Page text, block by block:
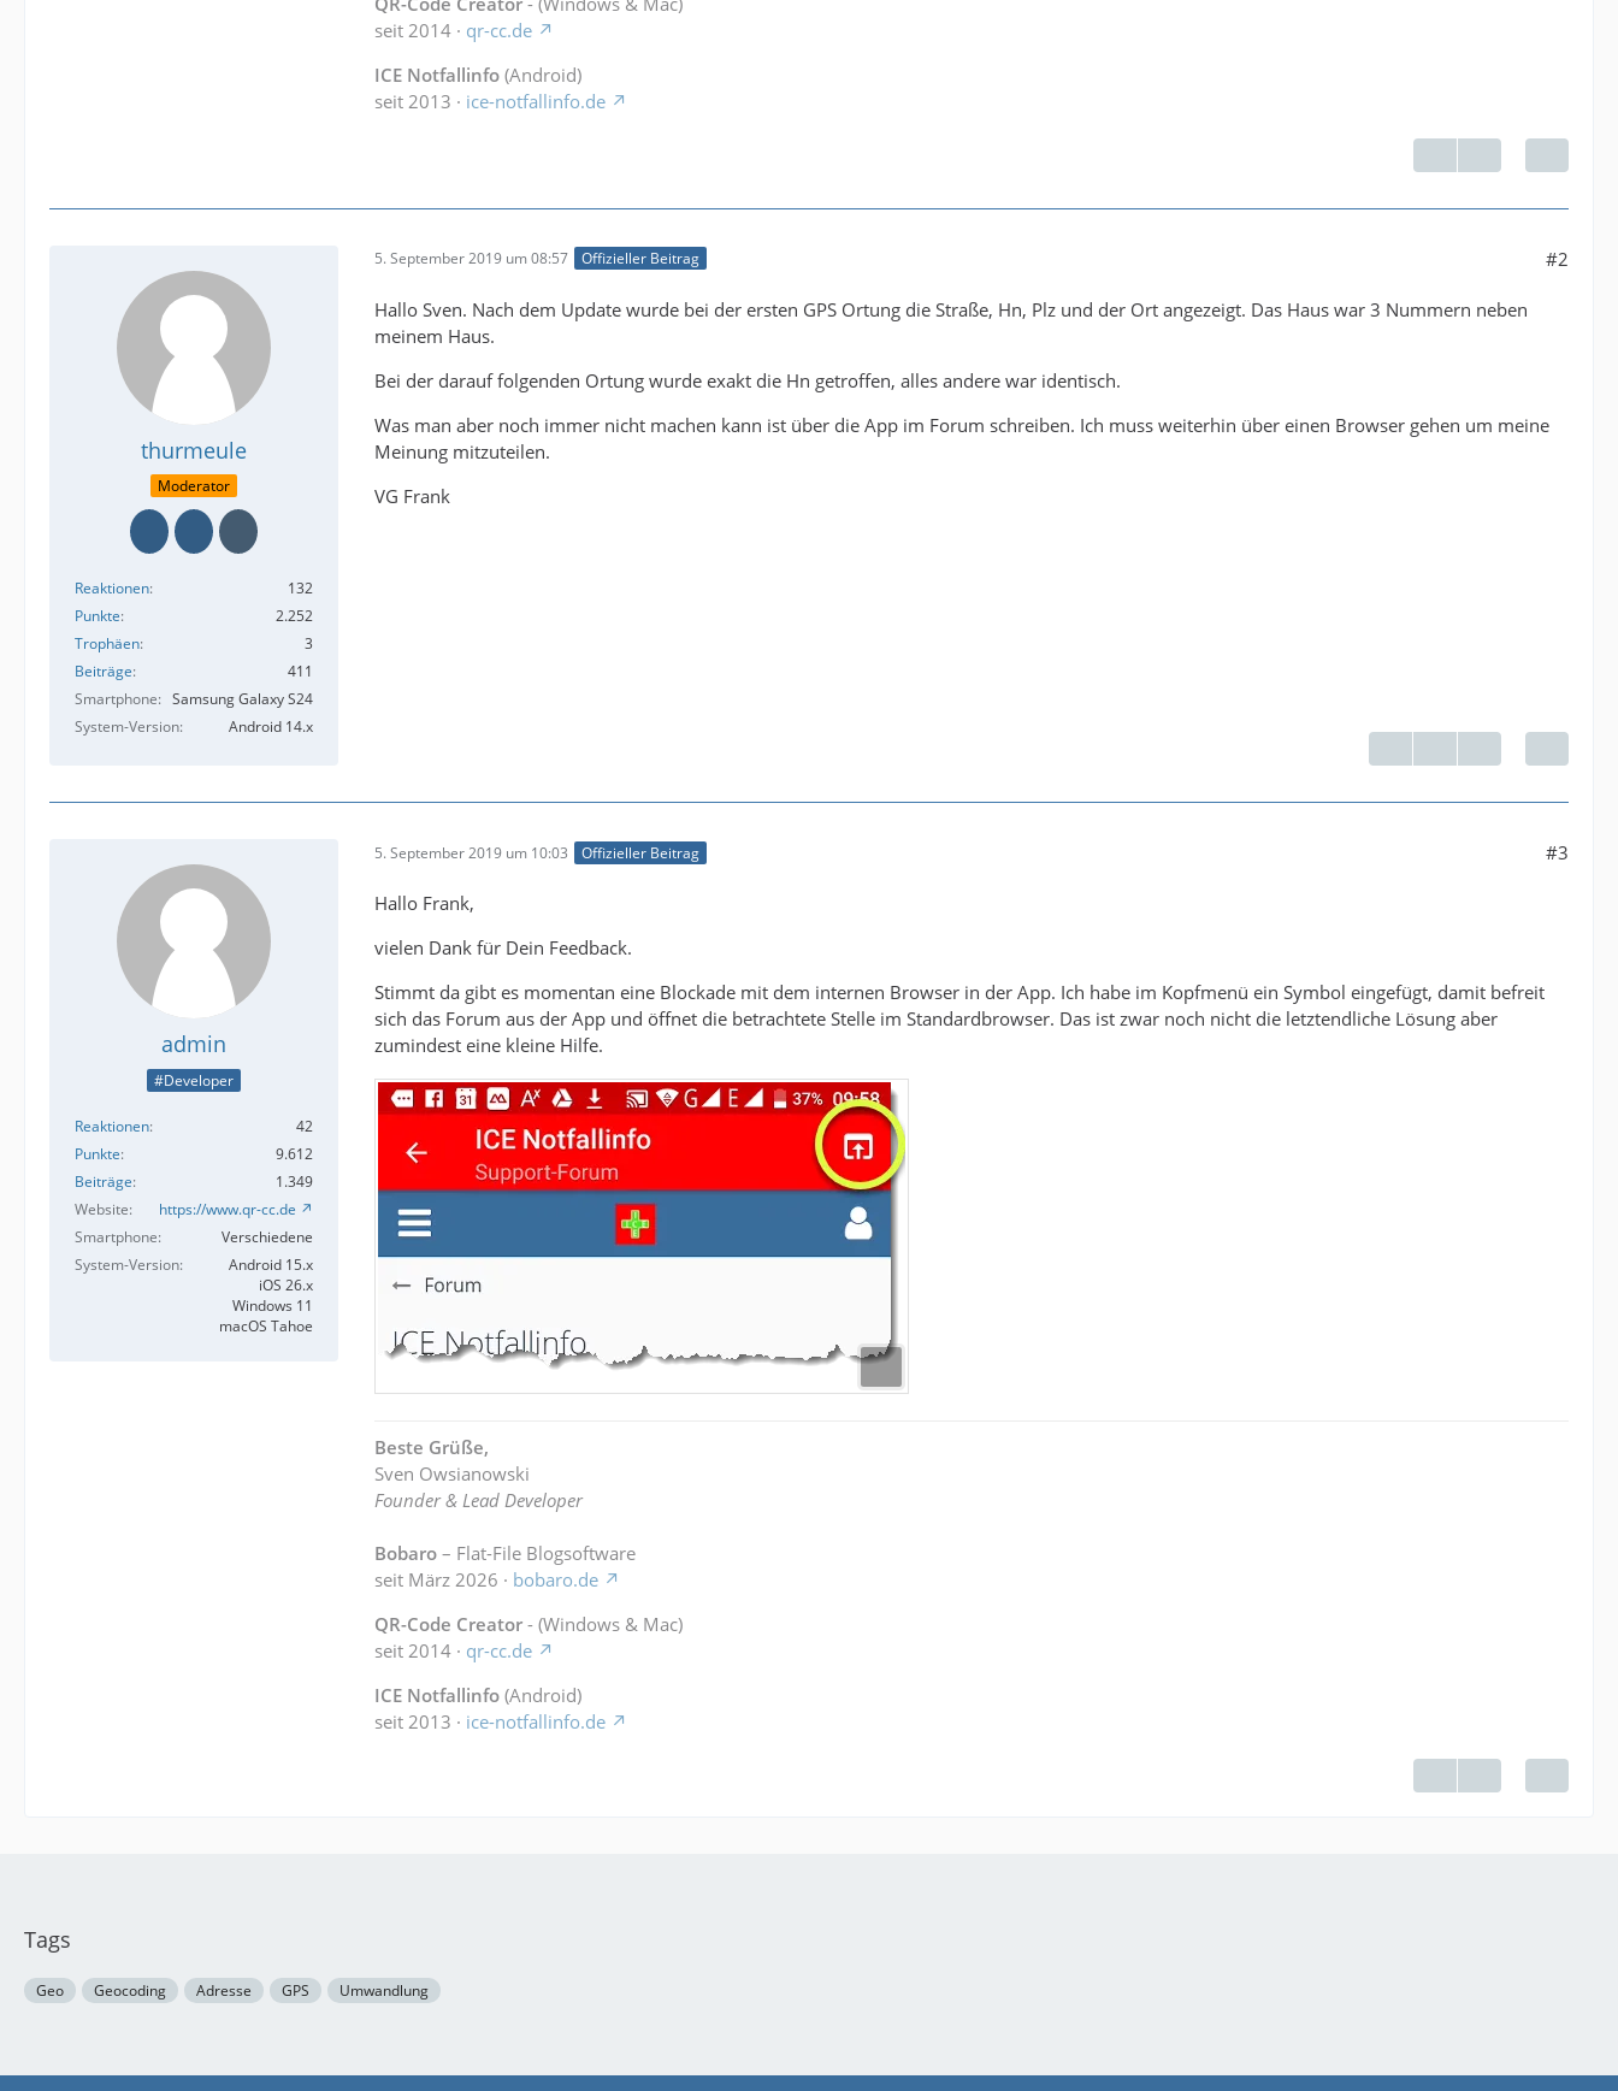
seit 2014 · qr-cc.de
ICE Notfallinfo (Android)
seit 2013 · ice-notfallinfo.de
thurmeule
Moderator
Reaktionen
132
Punkte
2.252
Trophäen
3
Beiträge
411
Smartphone
Samsung Galaxy S24
System-Version
Android 14.x
5. September 2019 um 08:57 Offizieller Beitrag #2
Hallo Sven. Nach dem Update wurde bei der ersten GPS Ortung die Straße, Hn, Plz und der Ort angezeigt. Das Haus war 3 Nummern neben
meinem Haus.
Bei der darauf folgenden Ortung wurde exakt die Hn getroffen, alles andere war identisch.
Was man aber noch immer nicht machen kann ist über die App im Forum schreiben. Ich muss weiterhin über einen Browser gehen um meine
Meinung mitzuteilen.
VG Frank
admin
#Developer
Reaktionen
42
Punkte
9.612
Beiträge
1.349
Website
https://www.qr-cc.de
Smartphone
Verschiedene
System-Version
Android 15.x
iOS 26.x
Windows 11
macOS Tahoe
5. September 2019 um 10:03 Offizieller Beitrag #3
Hallo Frank,
vielen Dank für Dein Feedback.
Stimmt da gibt es momentan eine Blockade mit dem internen Browser in der App. Ich habe im Kopfmenü ein Symbol eingefügt, damit befreit
sich das Forum aus der App und öffnet die betrachtete Stelle im Standardbrowser. Das ist zwar noch nicht die letztendliche Lösung aber
zumindest eine kleine Hilfe.
Beste Grüße,
Sven Owsianowski
Founder & Lead Developer
Bobaro – Flat-File Blogsoftware
seit März 2026 · bobaro.de
QR-Code Creator - (Windows & Mac)
seit 2014 · qr-cc.de
ICE Notfallinfo (Android)
seit 2013 · ice-notfallinfo.de
Tags
Geo Geocoding Adresse GPS Umwandlung